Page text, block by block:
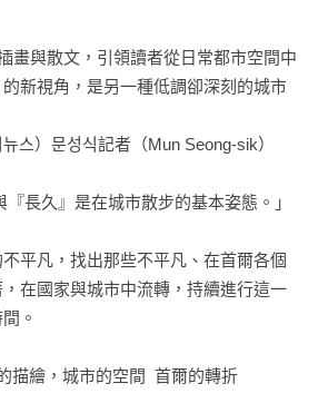
畫與散文，引領讀者從日常都市空間中
新視角，是另一種低調卻深刻的城市
스）문성식記者（Mun Seong-sik）
長久』是在城市散步的基本姿態。」
平凡，找出那些不平凡、在首爾各個
在國家與城市中流轉，持續進行這一
。
描繪，城市的空間  首爾的轉折